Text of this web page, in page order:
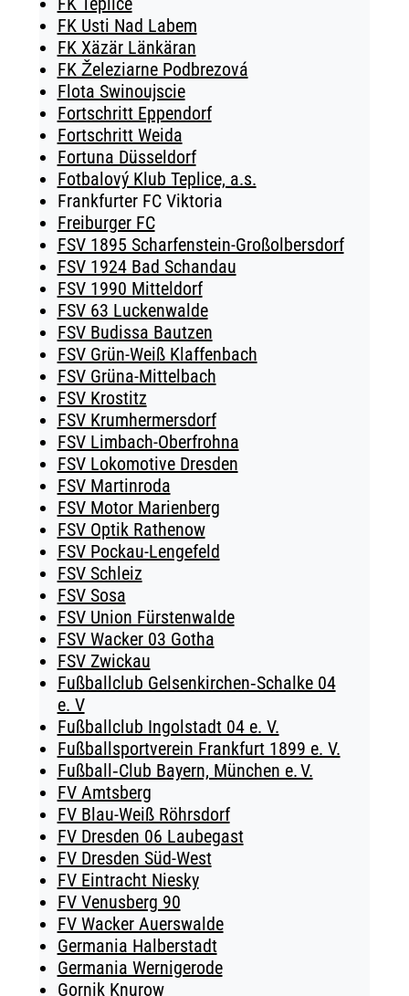
FK Usti Nad Labem
FK Xäzär Länkäran
FK Železiarne Podbrezová
Flota Swinoujscie
Fortschritt Eppendorf
Fortschritt Weida
Fortuna Düsseldorf
Fotbalový Klub Teplice, a.s.
Frankfurter FC Viktoria
Freiburger FC
FSV 1895 Scharfenstein-Großolbersdorf
FSV 1924 Bad Schandau
FSV 1990 Mitteldorf
FSV 63 Luckenwalde
FSV Budissa Bautzen
FSV Grün-Weiß Klaffenbach
FSV Grüna-Mittelbach
FSV Krostitz
FSV Krumhermersdorf
FSV Limbach-Oberfrohna
FSV Lokomotive Dresden
FSV Martinroda
FSV Motor Marienberg
FSV Optik Rathenow
FSV Pockau-Lengefeld
FSV Schleiz
FSV Sosa
FSV Union Fürstenwalde
FSV Wacker 03 Gotha
FSV Zwickau
Fußballclub Gelsenkirchen‑Schalke 04
e. V
Fußballclub Ingolstadt 04 e. V.
Fußballsportverein Frankfurt 1899 e. V.
Fußball‑Club Bayern, München e. V.
FV Amtsberg
FV Blau-Weiß Röhrsdorf
FV Dresden 06 Laubegast
FV Dresden Süd-West
FV Eintracht Niesky
FV Venusberg 90
FV Wacker Auerswalde
Germania Halberstadt
Germania Wernigerode
Gornik Knurow